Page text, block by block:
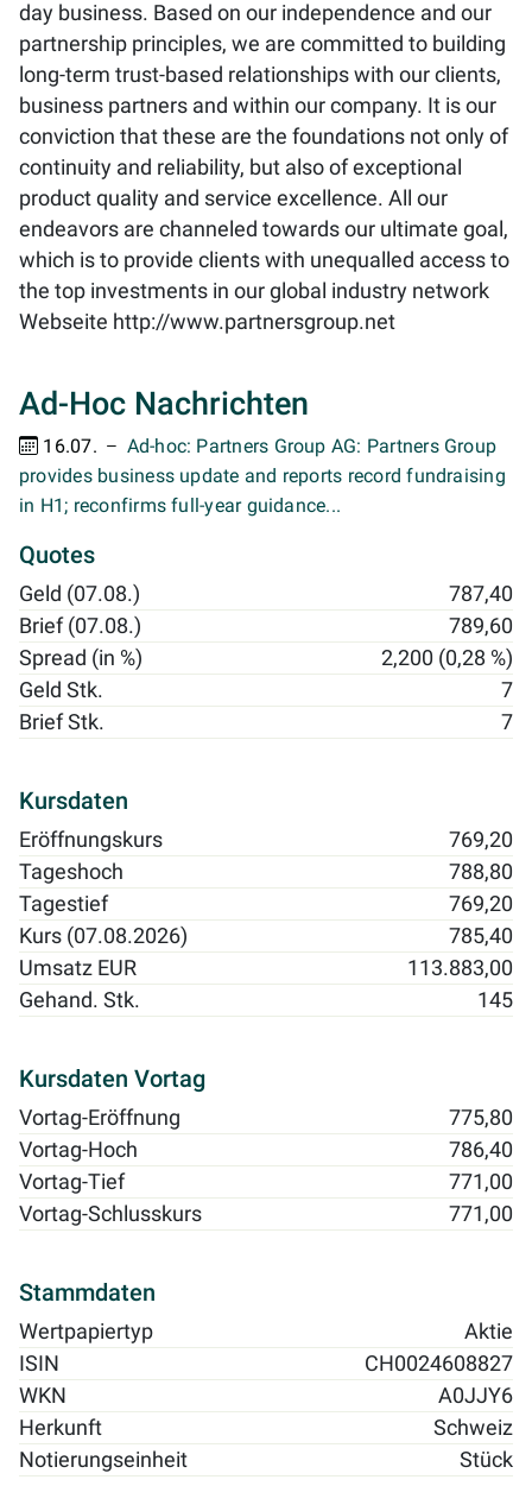
day business. Based on our independence and our
partnership principles, we are committed to building
long-term trust-based relationships with our clients,
business partners and within our company. It is our
conviction that these are the foundations not only of
continuity and reliability, but also of exceptional
product quality and service excellence. All our
endeavors are channeled towards our ultimate goal,
which is to provide clients with unequalled access to
the top investments in our global industry network
Webseite http://www.partnersgroup.net
Ad-Hoc Nachrichten
16.07.
Ad-hoc: Partners Group AG: Partners Group
provides business update and reports record fundraising
in H1; reconfirms full-year guidance...
Quotes
Geld (07.08.)
787,40
Brief (07.08.)
789,60
Spread (in %)
2,200 (0,28 %)
Geld Stk.
7
Brief Stk.
7
Kursdaten
Eröffnungskurs
769,20
Tageshoch
788,80
Tagestief
769,20
Kurs (07.08.2026)
785,40
Umsatz EUR
113.883,00
Gehand. Stk.
145
Kursdaten Vortag
Vortag-Eröffnung
775,80
Vortag-Hoch
786,40
Vortag-Tief
771,00
Vortag-Schlusskurs
771,00
Stammdaten
Wertpapiertyp
Aktie
ISIN
CH0024608827
WKN
A0JJY6
Herkunft
Schweiz
Notierungseinheit
Stück